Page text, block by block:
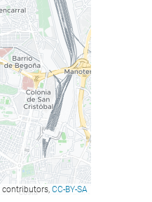
contributors, CC-BY-SA